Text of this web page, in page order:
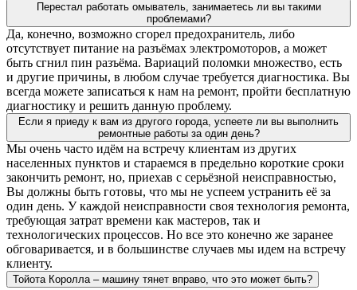
Перестал работать омыватель, занимаетесь ли вы такими
проблемами?
Да, конечно, возможно сгорел предохранитель, либо
отсутствует питание на разъёмах электромоторов, а может
быть сгнил пин разъёма. Вариаций поломки множество, есть
и другие причины, в любом случае требуется диагностика. Вы
всегда можете записаться к нам на ремонт, пройти бесплатную
диагностику и решить данную проблему.
Если я приеду к вам из другого города, успеете ли вы выполнить
ремонтные работы за один день?
Мы очень часто идём на встречу клиентам из других
населенных пунктов и стараемся в предельно короткие сроки
закончить ремонт, но, приехав с серьёзной неисправностью,
Вы должны быть готовы, что мы не успеем устранить её за
один день. У каждой неисправности своя технология ремонта,
требующая затрат времени как мастеров, так и
технологических процессов. Но все это конечно же заранее
обговаривается, и в большинстве случаев мы идем на встречу
клиенту.
Тойота Королла – машину тянет вправо, что это может быть?